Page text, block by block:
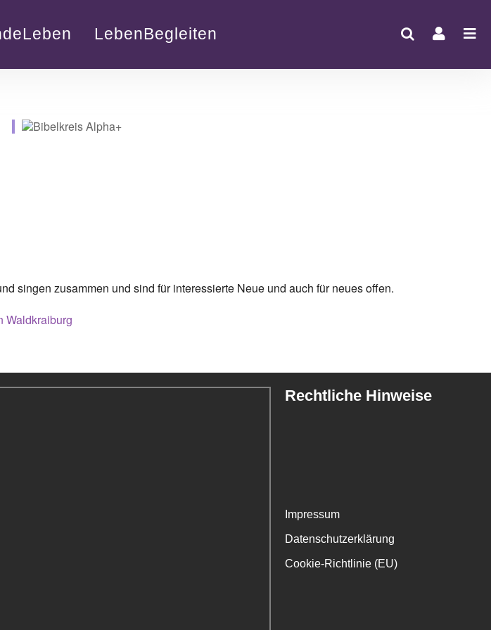
LebenBegleiten
singen zusammen und sind für interessierte Neue und auch für neues offen.
Waldkraiburg
Rechtliche Hinweise
Impressum
Datenschutzerklärung
Cookie-Richtlinie (EU)